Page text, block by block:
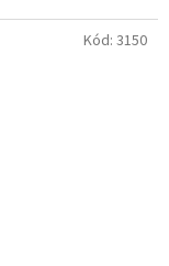
Kód: 3150